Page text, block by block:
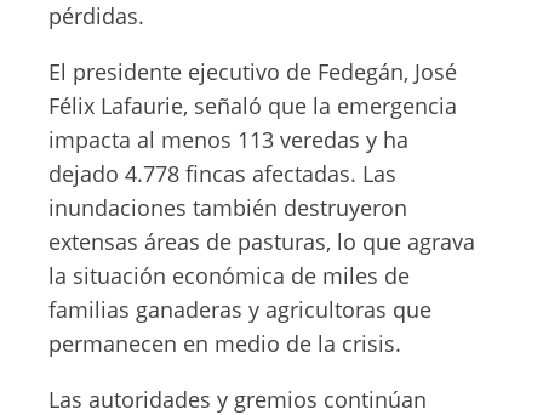
pérdidas.
El presidente ejecutivo de Fedegán, José
Félix Lafaurie, señaló que la emergencia
impacta al menos 113 veredas y ha
dejado 4.778 fincas afectadas. Las
inundaciones también destruyeron
extensas áreas de pasturas, lo que agrava
la situación económica de miles de
familias ganaderas y agricultoras que
permanecen en medio de la crisis.
Las autoridades y gremios continúan